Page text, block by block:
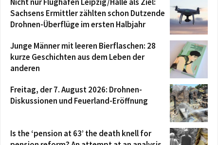
Sachsens Ermittler zählten schon Dutzende
Drohnen-Überflüge im ersten Halbjahr
Junge Männer mit leeren Bierflaschen: 28
kurze Geschichten aus dem Leben der
anderen
Freitag, der 7. August 2026: Drohnen-
Diskussionen und Feuerland-Eröffnung
Is the ‘pension at 63’ the death knell for